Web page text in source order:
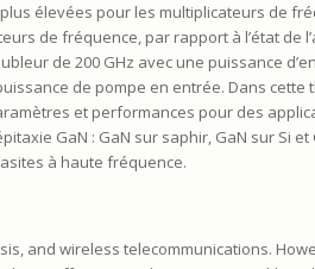
élevées pour les multiplicateurs de
de fréquence, par rapport à l’état de
de 200 GHz avec une puissance
de pompe en entrée. Dans cette
et performances pour des
GaN : GaN sur saphir, GaN sur Si et
à haute fréquence.
and wireless telecommunications.